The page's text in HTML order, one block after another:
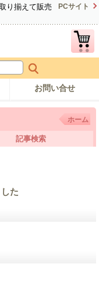
り揃えて販売
PCサイト
お問い合せ
ホーム
記事検索
た